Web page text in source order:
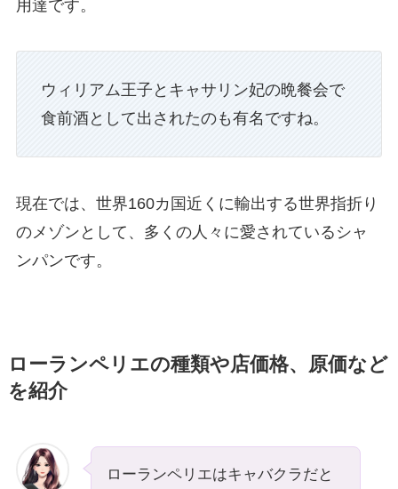
用達です。
ウィリアム王子とキャサリン妃の晩餐会で
食前酒として出されたのも有名ですね。
現在では、世界160カ国近くに輸出する世界指折り
のメゾンとして、多くの人々に愛されているシャ
ンパンです。
ローランペリエの種類や店価格、原価など
を紹介
ローランペリエはキャバクラだと